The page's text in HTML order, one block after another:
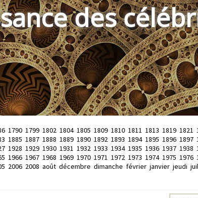
des
1790 1799 1802 1804 1805 1809 1810 1811 1813 1819 1821
1885 1887 1888 1889 1890 1892 1893 1894 1895 1896 1897
1928 1929 1930 1931 1932 1933 1934 1935 1936 1937 1938
1966 1967 1968 1969 1970 1971 1972 1973 1974 1975 1976
2006 2008 août décembre dimanche février janvier jeudi